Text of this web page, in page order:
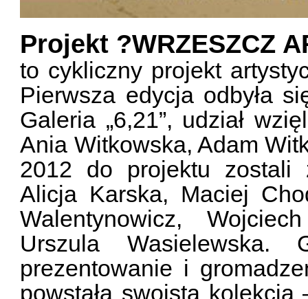
Projekt ?WRZESZCZ
to cykliczny projekt
Pierwsza edycja odbyła
Galeria „6,21”, udział
Ania Witkowska, Adam
2012 do projektu zostali
Alicja Karska, Maciej
Walentynowicz,
Urszula Wasielewska.
prezentowanie i
powstała swoista